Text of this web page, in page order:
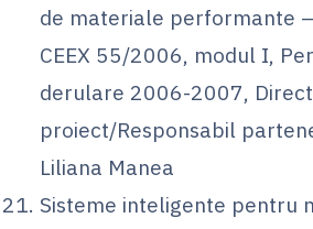
de materiale performante –
CEEX 55/2006, modul I,
derulare 2006-2007,
proiect/Responsabil
Liliana Manea
Sisteme inteligente pentru